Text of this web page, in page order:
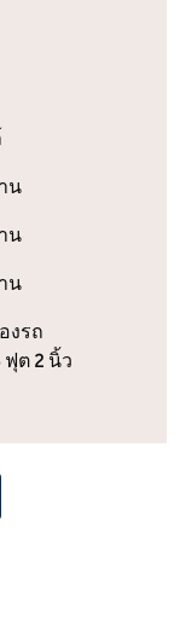
น
น
น
งรถ
ต 2 นิ้ว